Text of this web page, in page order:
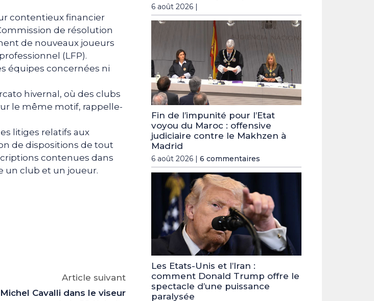
contentieux financier
de résolution
de nouveaux joueurs
(LFP).
équipes concernées ni
hivernal, où des clubs
le même motif, rappelle-
litiges relatifs aux
de dispositions de tout
contenues dans
un club et un joueur.
Article suivant
Cavalli dans le viseur
6 août 2026 |
Fin de l’impunité pour l’Etat
voyou du Maroc : offensive
judiciaire contre le Makhzen à
Madrid
6 août 2026 | 6 commentaires
Les Etats-Unis et l’Iran :
comment Donald Trump offre le
spectacle d’une puissance
paralysée